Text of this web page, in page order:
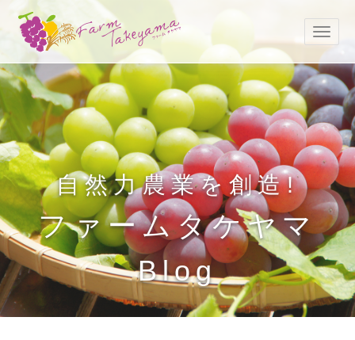
自然力農業を創造!
ファームタケヤマ
Blog